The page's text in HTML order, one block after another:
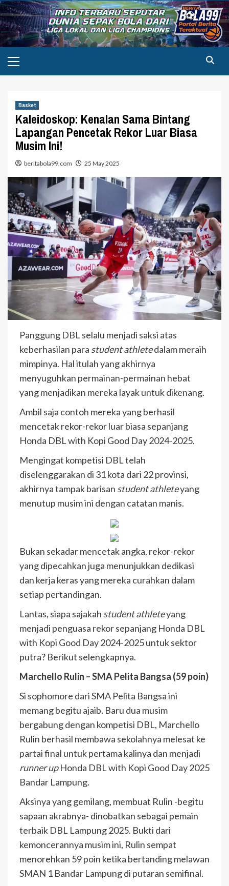
Skip
to
content
Menu
Basket
Kaleidoskop: Kenalan Sama Bintang
Lapangan Pencetak Rekor Luar Biasa
Musim Ini!
beritabola99.com 25 May 2025
Panggung DBL selalu menjadi saksi atas
keberhasilan para student athletedalam meraih
mimpinya. Hal itulah yang akhirnya
menyuguhkan permainan-permainan hebat
yang menjadikan mereka layak untuk dikenang.
Ambil saja contoh mereka yang berhasil
mencetak rekor-rekor luar biasa sepanjang
Honda DBL with Kopi Good Day 2024-2025.
Mengingat kompetisi DBL telah
diselenggarakan di 31 kota dari 22 provinsi,
akhirnya tampak barisan student athleteyang
menutup musim ini dengan catatan manis.
Bukan sekadar mencetak angka, rekor-rekor
yang dipecahkan juga menunjukkan dedikasi
dan kerja keras yang mereka curahkan dalam
setiap pertandingan.
Lantas, siapa sajakah student athleteyang
menjadi penguasa rekor sepanjang Honda DBL
with Kopi Good Day 2024-2025 untuk sektor
putra? Berikut selengkapnya.
Marchello Rulin – SMA Pelita Bangsa (59 poin)
Si sophomore dari SMA Pelita Bangsa ini
memang begitu ajaib. Baru dua musim
bergabung dengan kompetisi DBL, Marchello
Rulin berhasil membawa sekolahnya melesat ke
partai final untuk pertama kalinya dan menjadi
runner upHonda DBL with Kopi Good Day 2025
Bandar Lampung.
Aksinya yang gemilang, membuat Rulin -begitu
sapaan akrabnya- dinobatkan sebagai pemain
terbaik DBL Lampung 2025. Bukti dari
kemoncerannya musim ini, Rulin sempat
menorehkan 59 poin ketika bertanding melawan
SMAN 1 Bandar Lampung di putaran semifinal.